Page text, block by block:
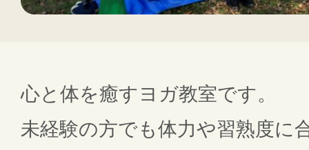
心と体を癒すヨガ教室です。
未経験の方でも体力や習熟度に